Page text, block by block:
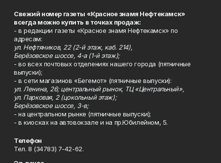
Свежий номер газеты «Красное знамя Нефтекамск»
всегда можно купить в точках продаж:
- в редакции газеты «Красное знамя Нефтекамск» по
адресам:
ул. Нефтяников, 22 (2-й этаж, каб. 214),
Берёзовское шоссе, 4-а (1-й этаж);
- во всех почтовых отделениях нашего города (пятничные
выпуски);
- в сети магазинов «Бегемот» (пятничные выпуски):
ул. Ленина, 26; центральный рынок, ТЦ «Центральный»,
ул. Парковая, 2 (цокольный этаж);
Берёзовское шоссе, 3-в;
- на центральном рынке (пятничные выпуски);
- в киосках на автовокзале и на пр.Юбилейном, 5.
Телефон
Тел. 8 (34783) 7-42-62.